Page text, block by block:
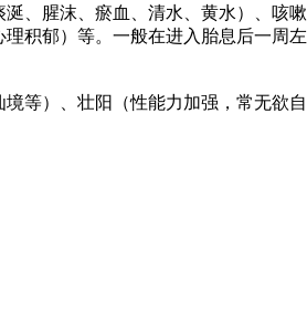
、腥沫、瘀血、清水、黄水）、咳嗽
积郁）等。一般在进入胎息后一周左
等）、壮阳（性能力加强，常无欲自